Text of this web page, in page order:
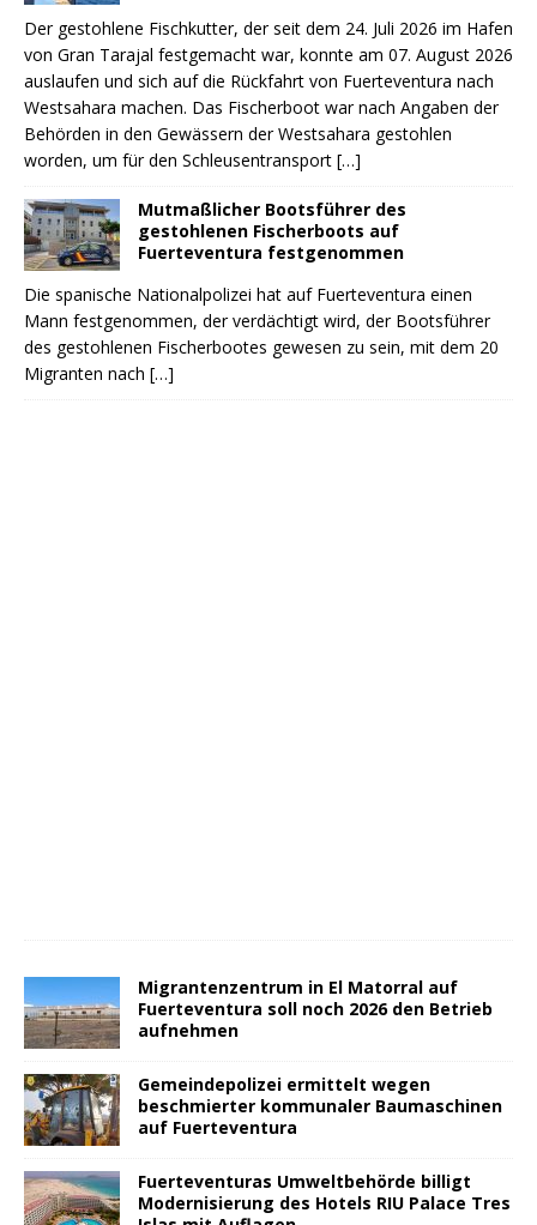
Der gestohlene Fischkutter, der seit dem 24. Juli 2026 im Hafen
von Gran Tarajal festgemacht war, konnte am 07. August 2026
auslaufen und sich auf die Rückfahrt von Fuerteventura nach
Westsahara machen. Das Fischerboot war nach Angaben der
Behörden in den Gewässern der Westsahara gestohlen
worden, um für den Schleusentransport […]
Mutmaßlicher Bootsführer des
gestohlenen Fischerboots auf
Fuerteventura festgenommen
Die spanische Nationalpolizei hat auf Fuerteventura einen
Mann festgenommen, der verdächtigt wird, der Bootsführer
des gestohlenen Fischerbootes gewesen zu sein, mit dem 20
Migranten nach […]
Migrantenzentrum in El Matorral auf
Fuerteventura soll noch 2026 den Betrieb
aufnehmen
Gemeindepolizei ermittelt wegen
beschmierter kommunaler Baumaschinen
auf Fuerteventura
Fuerteventuras Umweltbehörde billigt
Modernisierung des Hotels RIU Palace Tres